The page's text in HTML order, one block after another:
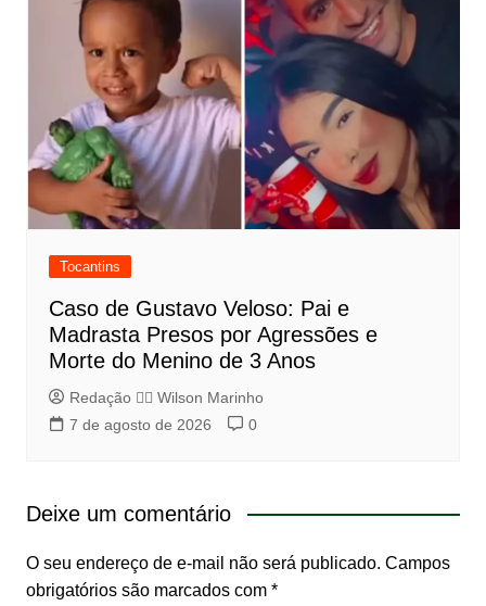
Tocantins
Caso de Gustavo Veloso: Pai e
Madrasta Presos por Agressões e
Morte do Menino de 3 Anos
Redação 👨‍⚖️​ Wilson Marinho
7 de agosto de 2026
0
Deixe um comentário
O seu endereço de e-mail não será publicado. Campos
obrigatórios são marcados com *